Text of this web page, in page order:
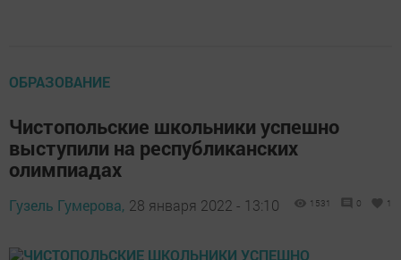
ОБРАЗОВАНИЕ
Чистопольские школьники успешно
выступили на республиканских
олимпиадах
Гузель Гумерова, 28 января 2022 - 13:10 1531 0 1